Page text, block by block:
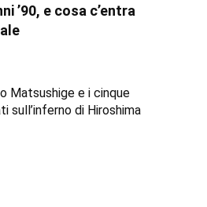
’90, e cosa c’entra
Matsushige e i cinque
di Hiroshima